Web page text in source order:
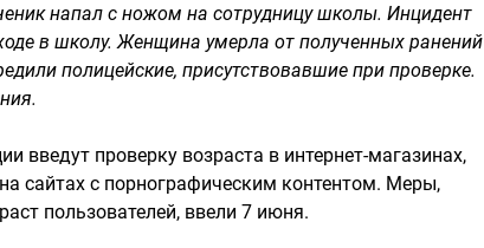
напал с ножом на сотрудницу школы. Инцидент
в школу. Женщина умерла от полученных ранений
полицейские, присутствовавшие при проверке.
введут проверку возраста в интернет-магазинах,
сайтах с порнографическим контентом. Меры,
пользователей, ввели 7 июня.